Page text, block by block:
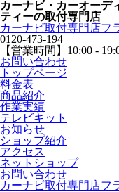
カーナビ・カーオーデ
ティーの取付専門店
カーナビ取付専⾨店フ
0120-473-194
【営業時間】 10:00 -
お問い合わせ
トップページ
料金表
商品紹介
作業実績
テレビキット
お知らせ
ショップ紹介
アクセス
ネットショップ
お問い合わせ
カーナビ取付専⾨店フ